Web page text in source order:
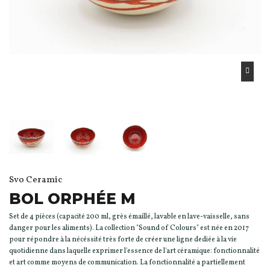
Svo Ceramic
BOL ORPHÉE M
Set de 4 pièces (capacité 200 ml, grès émaillé, lavable en lave-vaisselle, sans
danger pour les aliments). La collection "Sound of Colours" est née en 2017
pour répondre à la nécéssité très forte de créer une ligne dediée à la vie
quotidienne dans laquelle exprimer l'essence de l'art céramique: fonctionnalité
et art comme moyens de communication. La fonctionnalité a partiellement